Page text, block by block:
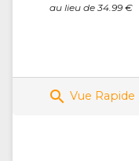
au lieu de 34.99 €
 Vue Rapide